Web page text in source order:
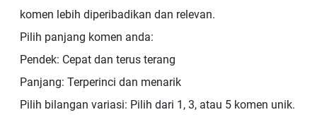
komen lebih diperibadikan dan relevan.
Pilih panjang komen anda:
Pendek: Cepat dan terus terang
Panjang: Terperinci dan menarik
Pilih bilangan variasi: Pilih dari 1, 3, atau 5 komen unik.